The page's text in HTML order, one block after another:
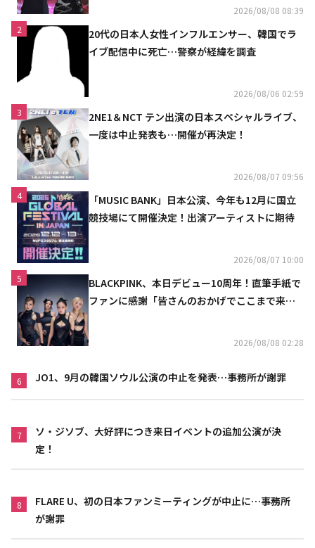
2026/08/08 08:39
2
20代の日本人女性インフルエンサー、韓国でラ
イブ配信中に死亡…警察が経緯を調査
2026/08/06 02:59
3
2NE1＆NCT テン出演の日本スペシャルライブ、
一度は中止発表も…開催が再決定！
2026/08/07 09:56
4
「MUSIC BANK」日本公演、今年も12月に国立
競技場にて開催決定！出演アーティストに期待
2026/08/07 10:00
5
BLACKPINK、本日デビュー10周年！直筆手紙で
ファンに感謝「皆さんのおかげでここまで来ら
2026/08/08 02:28
6 JO1、9月の韓国ソウル公演の中止を発表…事務所が謝罪
7
ソ・ジソブ、大好評につき来日イベントの追加公演が決
定！
8
FLARE U、初の日本ファンミーティングが中止に…事務所
が謝罪